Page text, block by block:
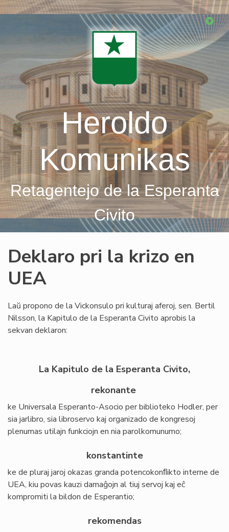
Skip
Heroldo
Komunikas
Retagentejo de la Esperanta
Civito
Deklaro pri la krizo en
UEA
Laŭ propono de la Vickonsulo pri kulturaj aferoj, sen. Bertil
Nilsson, la Kapitulo de la Esperanta Civito aprobis la
sekvan deklaron:
La Kapitulo de la Esperanta Civito,
rekonante
ke Universala Esperanto-Asocio per biblioteko Hodler, per
sia jarlibro, sia libroservo kaj organizado de kongresoj
plenumas utilajn funkciojn en nia parolkomunumo;
konstantinte
ke de pluraj jaroj okazas granda potencokonﬂikto interne de
UEA, kiu povas kauzi damaĝojn al tiuj servoj kaj eĉ
kompromiti la bildon de Esperantio;
rekomendas